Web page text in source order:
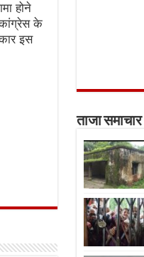
होने
के
इस
ताजा समाचार